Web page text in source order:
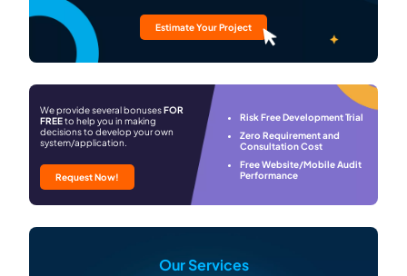
Estimate Your Project
We provide several bonusesFOR
FREEto help you in making
decisions to develop your own
system/application.
Request Now!
Risk Free Development Trial
Zero Requirement and
Consultation Cost
Free Website/Mobile Audit
Performance
Our Services